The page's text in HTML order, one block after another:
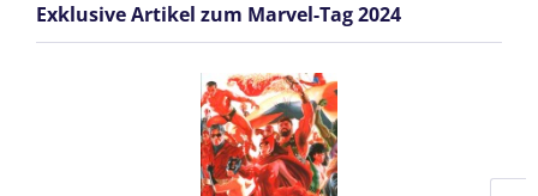
Exklusive Artikel zum Marvel-Tag 2024